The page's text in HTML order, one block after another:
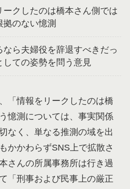
ークしたのは橋本さん側では
のない憶測
なら夫婦役を辞退すべきだっ
しての姿勢を問う意見
「情報をリークしたのは橋
憶測については、事実関係
なく、単なる推測の域を出
かかわらずSNS上で拡散さ
さんの所属事務所は行き過
「刑事および民事上の厳正